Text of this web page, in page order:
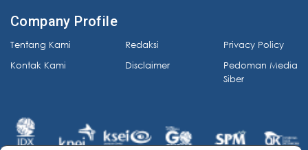
Company Profile
Tentang Kami
Kontak Kami
Redaksi
Disclaimer
Privacy Policy
Pedoman Media
Siber